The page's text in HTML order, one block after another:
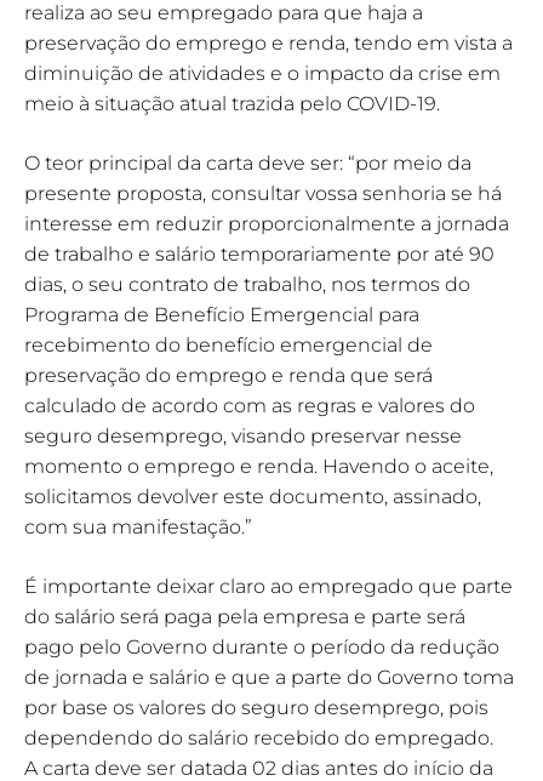
realiza ao seu empregado para que haja a
preservação do emprego e renda, tendo em vista a
diminuição de atividades e o impacto da crise em
meio à situação atual trazida pelo COVID-19.
O teor principal da carta deve ser: “por meio da
presente proposta, consultar vossa senhoria se há
interesse em reduzir proporcionalmente a jornada
de trabalho e salário temporariamente por até 90
dias, o seu contrato de trabalho, nos termos do
Programa de Benefício Emergencial para
recebimento do benefício emergencial de
preservação do emprego e renda que será
calculado de acordo com as regras e valores do
seguro desemprego, visando preservar nesse
momento o emprego e renda. Havendo o aceite,
solicitamos devolver este documento, assinado,
com sua manifestação.”
É importante deixar claro ao empregado que parte
do salário será paga pela empresa e parte será
pago pelo Governo durante o período da redução
de jornada e salário e que a parte do Governo toma
por base os valores do seguro desemprego, pois
dependendo do salário recebido do empregado.
A carta deve ser datada 02 dias antes do início da